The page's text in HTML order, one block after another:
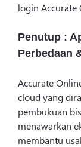
login Accurate
Penutup :
Perbedaan
Accurate
cloud yang
pembukuan
menawarkan
membantu